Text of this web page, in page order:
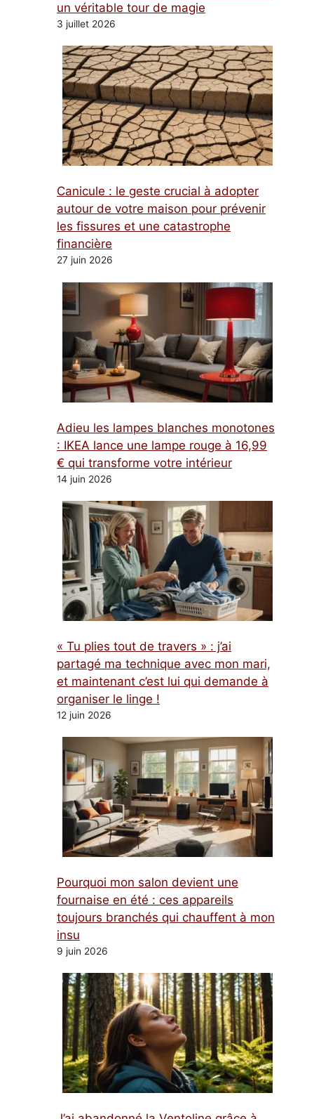
un véritable tour de magie
3 juillet 2026
Canicule : le geste crucial à adopter
autour de votre maison pour prévenir
les fissures et une catastrophe
financière
27 juin 2026
Adieu les lampes blanches monotones
: IKEA lance une lampe rouge à 16,99
€ qui transforme votre intérieur
14 juin 2026
« Tu plies tout de travers » : j’ai
partagé ma technique avec mon mari,
et maintenant c’est lui qui demande à
organiser le linge !
12 juin 2026
Pourquoi mon salon devient une
fournaise en été : ces appareils
toujours branchés qui chauffent à mon
insu
9 juin 2026